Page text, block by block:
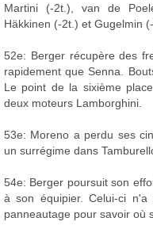
Martini (-2t.), van de
Häkkinen (-2t.) et Gugelmin (-
52e: Berger récupère des
rapidement que Senna.
Le point de la sixième
deux moteurs Lamborghini.
53e: Moreno a perdu ses
un surrégime dans
54e: Berger poursuit son
à son équipier. Celui-ci
panneautage pour savoir où